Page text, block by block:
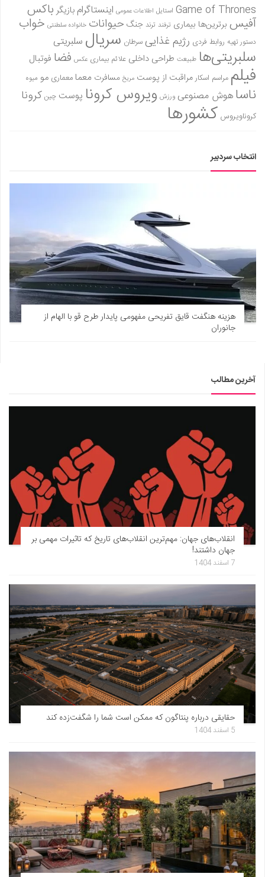
Game of Thrones استایل اطلاعات عمومی اینستاگرام بازیگر باکس
آفیس برترین‌ها بیماری ترفند ترند جنگ حیوانات خانواده سلطنتی خواب
دستور تهیه روابط فردی رژیم غذاییسرطان سریال سلبریتی
سلبریتی‌ها طبیعت طراحی داخلی علائم بیماری عکس فضا فوتبال
فیلم مراسم اسکارمراقبت از پوست مریخ مسافرت معمامعماری مو میوه
ناساهوش مصنوعی ورزش ویروس کرونا پوست چین کرونا
کروناویروس کشورها
انتخاب سردبیر
هزینه هنگفت قایق تفریحی مفهومی پایدار طرح قو با الهام از
جانوران
آخرین مطالب
انقلاب‌های جهان: مهم‌ترین انقلاب‌های تاریخ که تاثیرات مهمی بر
جهان داشتند!
7 اسفند 1404
حقایقی درباره پنتاگون که ممکن است شما را شگفت‌زده کند
5 اسفند 1404